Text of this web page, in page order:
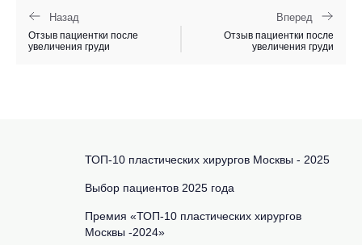
Назад
Отзыв пациентки после
увеличения груди
Вперед
Отзыв пациентки после
увеличения груди
ТОП-10 пластических хирургов Москвы - 2025
Выбор пациентов 2025 года
Премия «ТОП-10 пластических хирургов
Москвы -2024»